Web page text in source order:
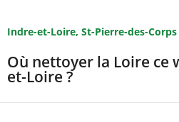
Indre-et-Loire, St-Pierre-des-Corps
Où nettoyer la Loire ce
et-Loire ?